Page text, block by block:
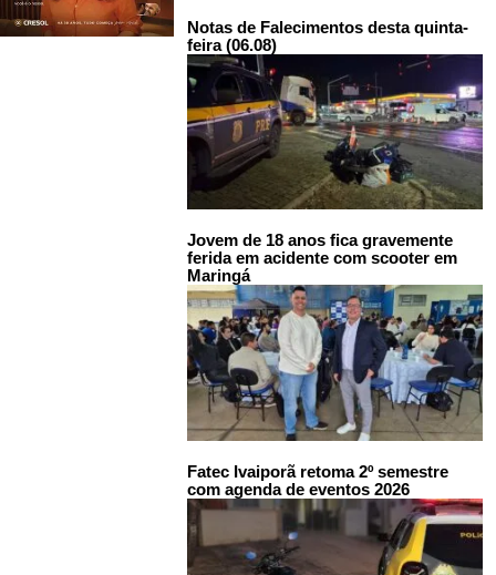
Notas de Falecimentos desta quinta-
feira (06.08)
Jovem de 18 anos fica gravemente
ferida em acidente com scooter em
Maringá
Fatec Ivaiporã retoma 2º semestre
com agenda de eventos 2026